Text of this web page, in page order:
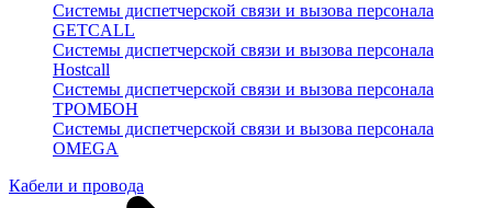
Системы диспетчерской связи и вызова персонала
GETCALL
Системы диспетчерской связи и вызова персонала
Hostcall
Системы диспетчерской связи и вызова персонала
ТРОМБОН
Системы диспетчерской связи и вызова персонала
OMEGA
Кабели и провода